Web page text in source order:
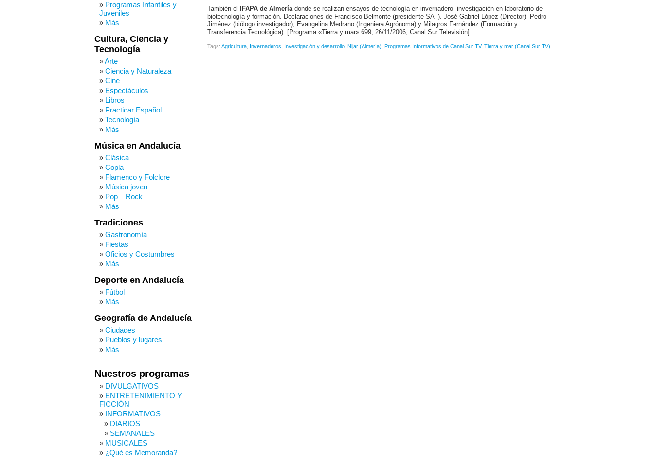
También el IFAPA de Almeríadonde se realizan ensayos de tecnología en invernadero, investigación en laboratorio de
biotecnología y formación. Declaraciones de Francisco Belmonte (presidente SAT), José Gabriel López (Director), Pedro
Jiménez (biólogo investigador), Evangelina Medrano (Ingeniera Agrónoma) y Milagros Fernández (Formación y
Transferencia Tecnológica). [Programa «Tierra y mar» 699, 26/11/2006, Canal Sur Televisión].
Tags: Agricultura Invernaderos Investigación y desarrollo Nijar (Almería) Programas Informativos de Canal Sur TV, Tierra y mar (Canal Sur TV)
Programas Infantiles y
Juveniles
Más
Cultura, Ciencia y
Tecnología
Arte
Ciencia y Naturaleza
Cine
Espectáculos
Libros
Practicar Español
Tecnología
Más
Música en Andalucía
Clásica
Copla
Flamenco y Folclore
Música joven
Pop – Rock
Más
Tradiciones
Gastronomía
Fiestas
Oficios y Costumbres
Más
Deporte en Andalucía
Fútbol
Más
Geografía de Andalucía
Ciudades
Pueblos y lugares
Más
Nuestros programas
DIVULGATIVOS
ENTRETENIMIENTO Y
FICCIÓN
INFORMATIVOS
DIARIOS
SEMANALES
MUSICALES
¿Qué es Memoranda?